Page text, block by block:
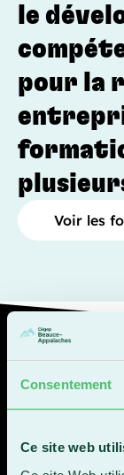
Consentement
Ce site web
le
pour la
Voir les
« Nous
virage
finaliser